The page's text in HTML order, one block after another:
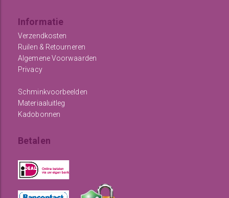
Informatie
Verzendkosten
Ruilen & Retourneren
Algemene Voorwaarden
Privacy
Schminkvoorbeelden
Materiaaluitleg
Kadobonnen
Betalen